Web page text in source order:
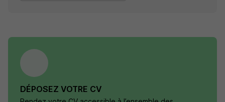
DÉPOSEZ VOTRE CV